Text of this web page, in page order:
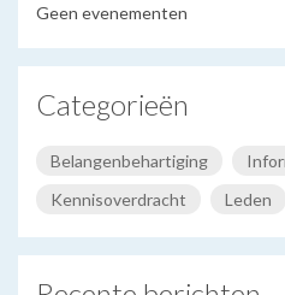
Geen evenementen
Categorieën
Belangenbehartiging
Kennisoverdracht
Leden